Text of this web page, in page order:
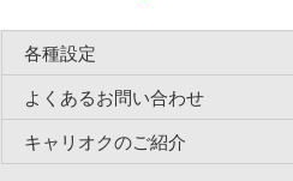
各種設定
よくあるお問い合わせ
キャリオクのご紹介